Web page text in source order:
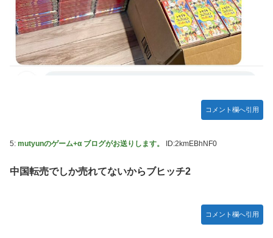
【にじさんじ】七瀬、動物園でアシカに水をかけられビショ
ビショに→たまこ爆笑
【デレマス】 和久井留美「夢を作って、いつか遊んで」
【悲報】ポケポケ、1年で1600万人が引退・・・
骨すぎる
藤嶌果歩1st写真集の感想まとめ。おおむね好評【かほり
コメント欄へ引用
5: mutyunのゲーム+α ブログがお送りします。 ID:2kmEBhNF0
中国転売でしか売れてないからブヒッチ2
コメント欄へ引用